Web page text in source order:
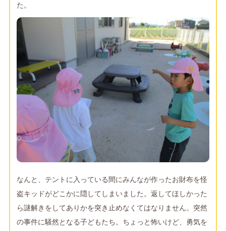
た。
なんと、テントに入っている間にみんなが作ったお財布を怪
盗キッドがどこかに隠してしまいました。返してほしかった
ら謎解きをしてありかを突き止めなくてはなりません。突然
の事件に騒然となる子どもたち。ちょっと怖いけど、勇気を